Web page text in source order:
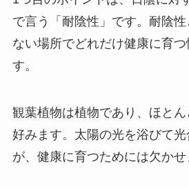
で言う「耐陰性」 です。耐陰
ない場所でどれだけ健康に育つ
す。
観葉植物は植物であり、ほと
好みます。太陽の光を浴びて光
が、健康に育つためには欠かせ